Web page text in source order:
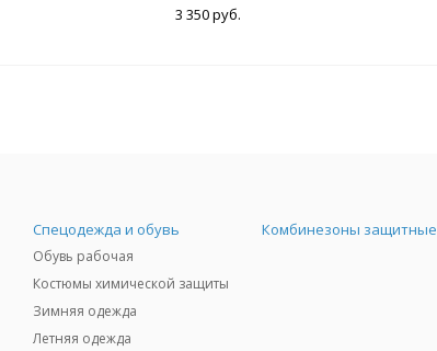
3 350 руб.
Спецодежда и обувь
Обувь рабочая
Костюмы химической защиты
Зимняя одежда
Летняя одежда
Комбинезоны защитные